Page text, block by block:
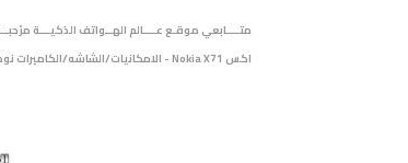
اكس Nokia X71 - الامكانيات/الشاشه/الكاميرات نوكيا Nokia X71 - المميزات نوكيا Nokia X71.